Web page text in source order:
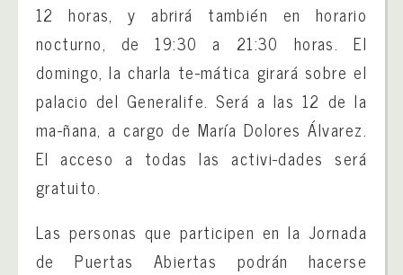
12 horas, y abrirá también en horario
nocturno, de 19:30 a 21:30 horas. El
domingo, la charla te-mática girará sobre el
palacio del Generalife. Será a las 12 de la
ma-ñana, a cargo de María Dolores Álvarez.
El acceso a todas las activi-dades será
gratuito.
Las personas que participen en la Jornada
de Puertas Abiertas podrán hacerse